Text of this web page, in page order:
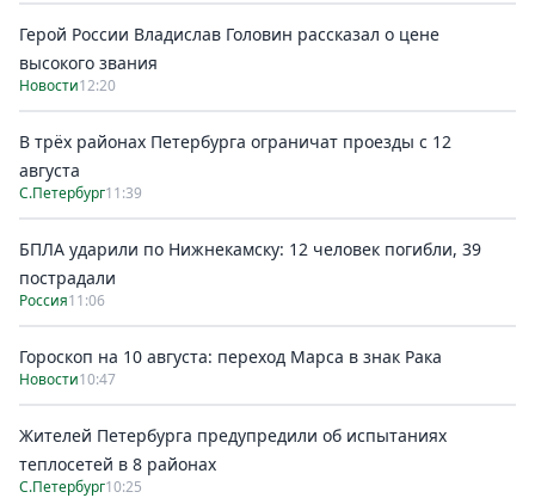
Герой России Владислав Головин рассказал о цене
высокого звания
Новости12:20
В трёх районах Петербурга ограничат проезды с 12
августа
С.Петербург11:39
БПЛА ударили по Нижнекамску: 12 человек погибли, 39
пострадали
Россия11:06
Гороскоп на 10 августа: переход Марса в знак Рака
Новости10:47
Жителей Петербурга предупредили об испытаниях
теплосетей в 8 районах
С.Петербург10:25